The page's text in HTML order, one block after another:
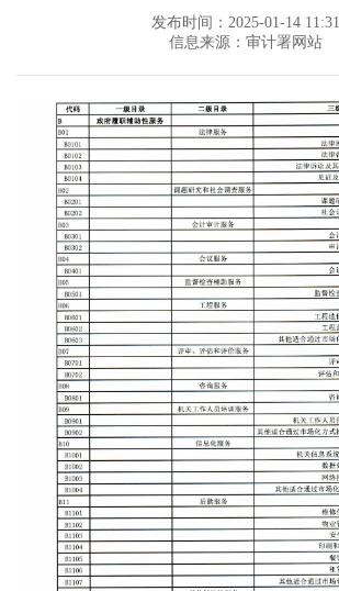
发布时间：2025-01-14 11:31
信息来源：审计署网站